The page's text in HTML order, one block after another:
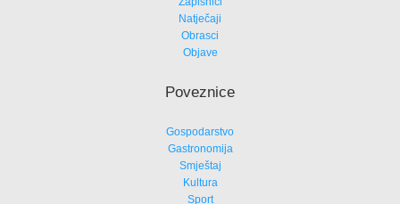
Natječaji
Obrasci
Objave
Poveznice
Gospodarstvo
Gastronomija
Smještaj
Kultura
Sport